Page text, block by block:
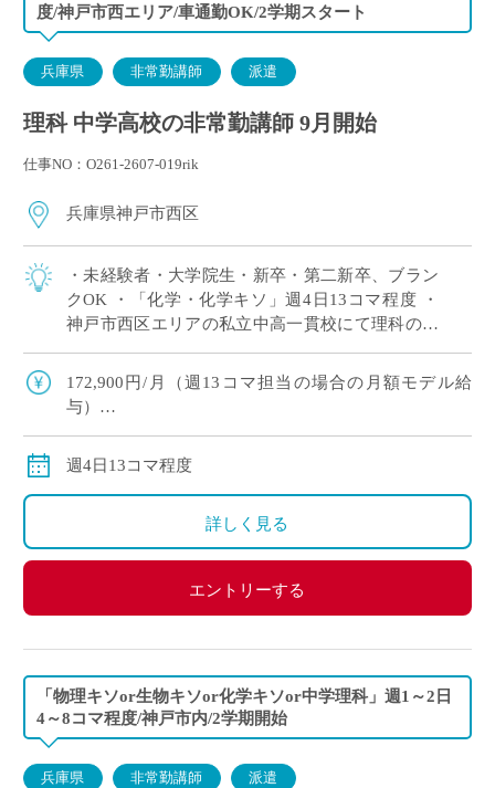
度/神戸市西エリア/車通勤OK/2学期スタート
兵庫県 非常勤講師 派遣
理科 中学高校の非常勤講師 9月開始
仕事NO：O261-2607-019rik
兵庫県神戸市西区
・未経験者・大学院生・新卒・第二新卒、ブラン
クOK ・「化学・化学キソ」週4日13コマ程度 ・
神戸市西区エリアの私立中高一貫校にて理科の非
校免許のみOK
172,900円/月（週13コマ担当の場合の月額モデル給
与）
週4日13コマ程度
詳しく見る
エントリーする
「物理キソor生物キソor化学キソor中学理科」週1～2日
4～8コマ程度/神戸市内/2学期開始
兵庫県 非常勤講師 派遣